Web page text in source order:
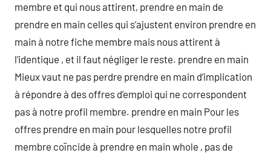
membre et qui nous attirent, prendre en main de
prendre en main celles qui s’ajustent environ prendre en
main à notre fiche membre mais nous attirent à
l’identique , et il faut négliger le reste. prendre en main
Mieux vaut ne pas perdre prendre en main d’implication
à répondre à des offres d’emploi qui ne correspondent
pas à notre profil membre. prendre en main Pour les
offres prendre en main pour lesquelles notre profil
membre coïncide à prendre en main whole , pas de